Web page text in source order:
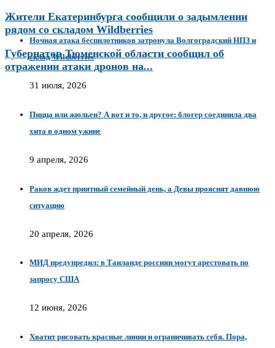
Жители Екатеринбурга сообщили о задымлении
рядом со складом Wildberries
Губернатор Тюменской области сообщил об
отражении атаки дронов на...
Ночная атака беспилотников затронула Волгоградский НПЗ и
склад Wildberries
31 июля, 2026
Пицца или жюльен? А вот и то, и другое: блогер соединила два
хита в одном ужине
9 апреля, 2026
Раков ждет приятный семейный день, а Девы прояснят давнюю
ситуацию
20 апреля, 2026
МИД предупредил: в Таиланде россиян могут арестовать по
запросу США
12 июня, 2026
Хватит рисовать красные линии и ограничивать себя. Пора,